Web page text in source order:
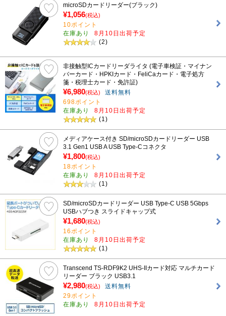
microSDカードリーダー(ブラック)
¥1,056(税込)
10ポイント
在庫あり
8月10日出荷予定
(2)
非接触型ICカードリーダライタ (電子車検証・マイナン
バーカード・HPKIカード・FeliCaカード・電子処方
箋・税理士カード・免許証)
¥6,980(税込)
送料無料
698ポイント
在庫あり
8月10日出荷予定
(1)
メディアケース付き SD/microSDカードリーダー USB
3.1 Gen1 USB A USB Type-Cコネクタ
¥1,800(税込)
18ポイント
在庫あり
8月10日出荷予定
(1)
SD/microSDカードリーダー USB Type-C USB 5Gbps
USBハブつき スライドキャップ式
¥1,680(税込)
16ポイント
在庫あり
8月10日出荷予定
(1)
Transcend TS-RDF9K2 UHS-IIカード対応 マルチカード
リーダー ブラック USB3.1
¥2,980(税込)
送料無料
29ポイント
在庫あり
8月10日出荷予定